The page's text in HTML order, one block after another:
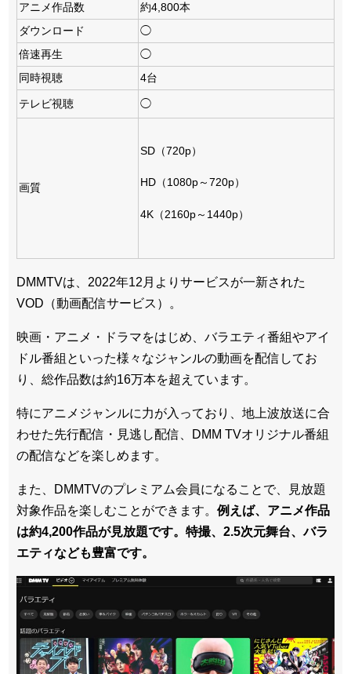
アニメ作品数
約4,800本
ダウンロード
◯
倍速再生
◯
同時視聴
4台
テレビ視聴 ◯
画質
SD（720p）
HD（1080p～720p）
4K（2160p～1440p）
DMMTVは、2022年12月よりサービスが一新された
VOD（動画配信サービス）。
映画・アニメ・ドラマをはじめ、バラエティ番組やアイ
ドル番組といった様々なジャンルの動画を配信してお
り、総作品数は約16万本を超えています。
特にアニメジャンルに力が入っており、地上波放送に合
わせた先行配信・見逃し配信、DMM TVオリジナル番組
の配信などを楽しめます。
また、DMMTVのプレミアム会員になることで、見放題
対象作品を楽しむことができます。 例えば、アニメ作品
は約4,200作品が見放題です。特撮、2.5次元舞台、バラ
エティなども豊富です。